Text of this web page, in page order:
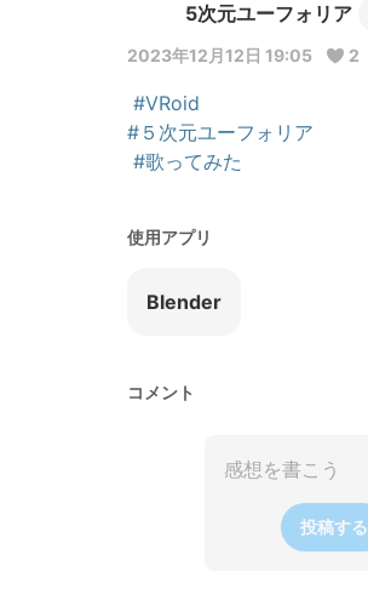
5次元ユーフォリア
2023年12月12日 19:05 2
#VRoid
#５次元ユーフォリア
#歌ってみた
使用アプリ
Blender
コメント
投稿する